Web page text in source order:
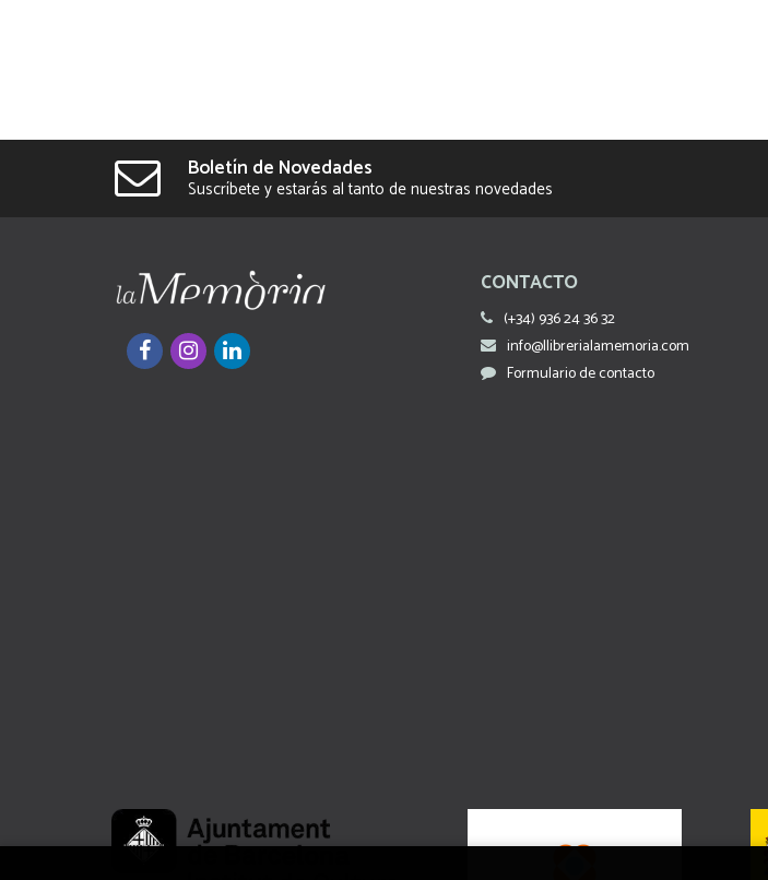
Boletín de Novedades
Suscríbete y estarás al tanto de nuestras novedades
CONTACTO
(+34) 936 24 36 32
info@llibrerialamemoria.com
Formulario de contacto